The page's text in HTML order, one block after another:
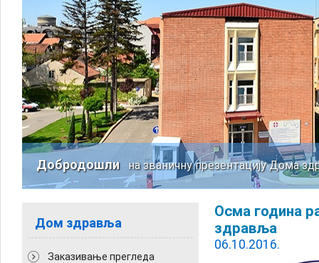
Добродошлина званичну презентацију Дома
Дом здравља
Заказивање прегледа
Осма година
здравља
06.10.2016.